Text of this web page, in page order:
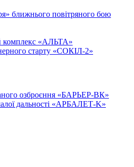
ближнього повітряного бою
комплекс «АЛЬТА»
старту «СОКІЛ-2»
озброєння «БАРЬЕР-ВК»
дальності «АРБАЛЕТ-K»